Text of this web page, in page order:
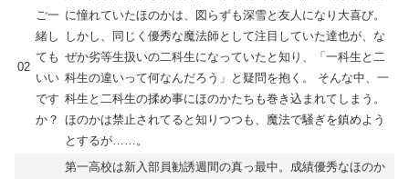
02
ご一
緒し
ても
いい
です
か？
に憧れていたほのかは、図らずも深雪と友人になり大喜び。
しかし、同じく優秀な魔法師として注目していた達也が、な
ぜか劣等生扱いの二科生になっていたと知り、「一科生と二
科生の違いって何なんだろう」と疑問を抱く。 そんな中、一
科生と二科生の揉め事にほのかたちも巻き込まれてしまう。
ほのかは禁止されてると知りつつも、魔法で騒ぎを鎮めよう
とするが……。
第一高校は新入部員勧誘週間の真っ最中。成績優秀なほのか